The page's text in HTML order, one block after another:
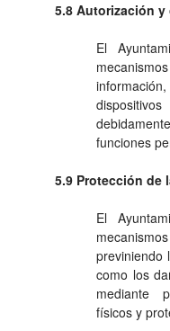
5.8 Autorización
El
funciones
5.9 Protección de
El
previniendo
como los
mediante
físicos y